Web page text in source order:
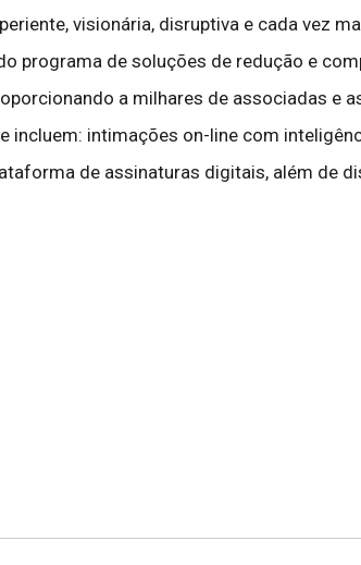
visionária, disruptiva e cada vez
programa de soluções de redução e
a milhares de associadas e
incluem: intimações on-line com
de assinaturas digitais, além de